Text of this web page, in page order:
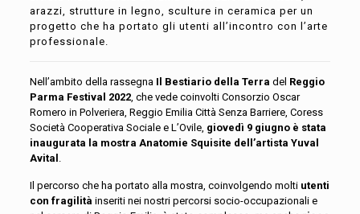
arazzi, strutture in legno, sculture in ceramica per un
progetto che ha portato gli utenti all’incontro con l’arte
professionale.
Nell’ambito della rassegna Il Bestiario della Terra del Reggio
Parma Festival 2022, che vede coinvolti Consorzio Oscar
Romero in Polveriera, Reggio Emilia Città Senza Barriere, Coress
Società Cooperativa Sociale e L’Ovile, giovedì 9 giugno è stata
inaugurata la mostra Anatomie Squisite dell’artista Yuval
Avital .
Il percorso che ha portato alla mostra, coinvolgendo molti utenti
con fragilità inseriti nei nostri percorsi socio-occupazionali e